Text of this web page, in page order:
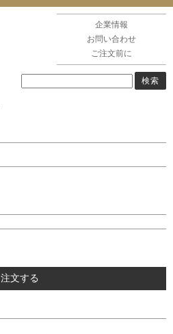
企業情報
お問い合わせ
ご注文前に
注文する